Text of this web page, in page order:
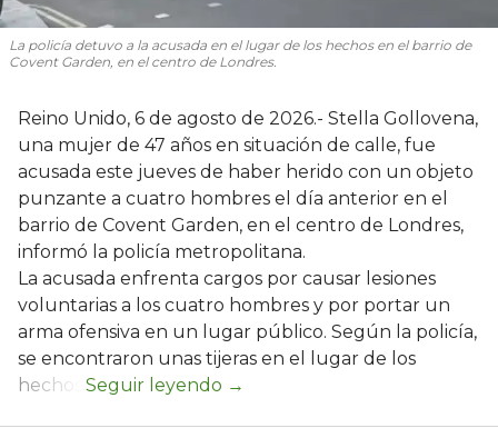
La policía detuvo a la acusada en el lugar de los hechos en el barrio de
Covent Garden, en el centro de Londres.
Reino Unido, 6 de agosto de 2026.- Stella Gollovena,
una mujer de 47 años en situación de calle, fue
acusada este jueves de haber herido con un objeto
punzante a cuatro hombres el día anterior en el
barrio de Covent Garden, en el centro de Londres,
informó la policía metropolitana.
La acusada enfrenta cargos por causar lesiones
voluntarias a los cuatro hombres y por portar un
arma ofensiva en un lugar público. Según la policía,
se encontraron unas tijeras en el lugar de los
hechos.